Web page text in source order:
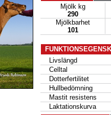
Mjölk kg
290
Mjölkbarhet
101
Livslängd
Celltal
Dotterfertilitet
Hullbedömning
Mastit resistens
Laktationskurva